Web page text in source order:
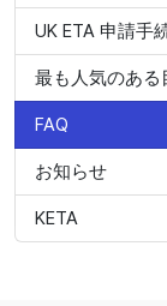
UK ETA 申請手
最も人気のある
FAQ
お知らせ
KETA